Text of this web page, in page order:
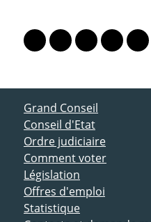
Lien vers le profil
Lien vers le profil
Lien vers le
Lien
ACCÈS DIRECT
Grand Conseil
Conseil d'Etat
Ordre judiciaire
Comment voter
Législation
Offres d'emploi
Statistique